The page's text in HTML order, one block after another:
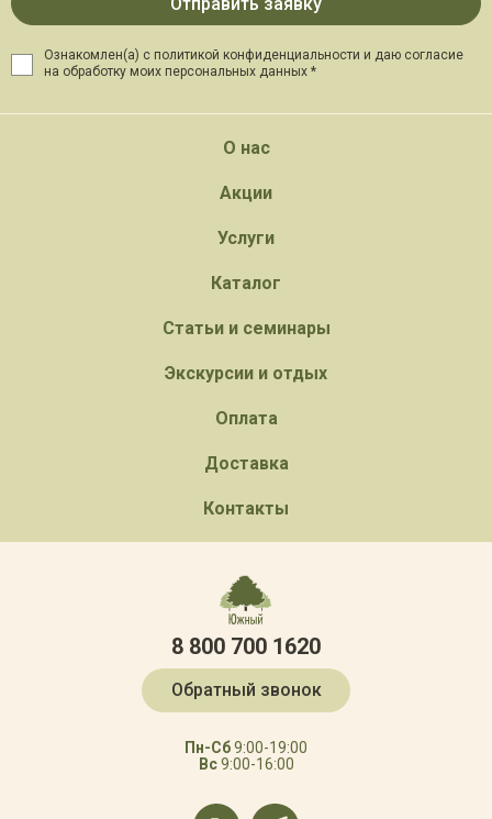
Ознакомлен(а) с политикой конфиденциальности и даю согласие
на обработку моих персональных данных *
О нас
Акции
Услуги
Каталог
Статьи и семинары
Экскурсии и отдых
Оплата
Доставка
Контакты
8 800 700 1620
Обратный звонок
Пн-Сб9:00-19:00
Вс9:00-16:00